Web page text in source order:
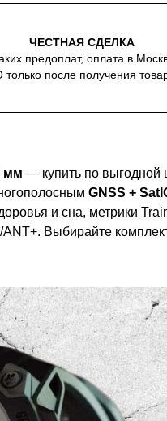
ЧЕСТНАЯ СДЕЛКА
предоплат, оплата в
после получения
мм — купить по выгодной
GNSS +
и сна, метрики
Выбирайте